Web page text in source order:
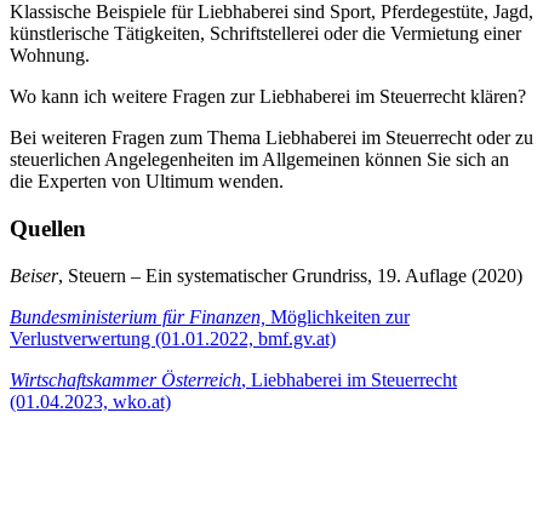
Klassische Beispiele für Liebhaberei sind Sport, Pferdegestüte, Jagd,
künstlerische Tätigkeiten, Schriftstellerei oder die Vermietung einer
Wohnung.
Wo kann ich weitere Fragen zur Liebhaberei im Steuerrecht klären?
Bei weiteren Fragen zum Thema Liebhaberei im Steuerrecht oder zu
steuerlichen Angelegenheiten im Allgemeinen können Sie sich an
die Experten von Ultimum wenden.
Quellen
Beiser, Steuern – Ein systematischer Grundriss, 19. Auflage (2020)
Bundesministerium für Finanzen, Möglichkeiten zur
Verlustverwertung (01.01.2022, bmf.gv.at)
Wirtschaftskammer Österreich, Liebhaberei im Steuerrecht
(01.04.2023, wko.at)